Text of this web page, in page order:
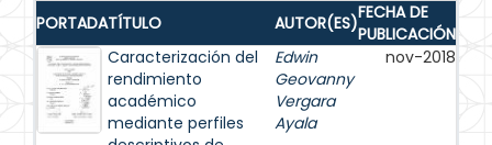
PORTADATÍTULO AUTOR(ES)FECHA DE
PUBLICACIÓN
Caracterización del
rendimiento
académico
mediante perfiles
Edwin
Geovanny
Vergara
Ayala
nov-2018